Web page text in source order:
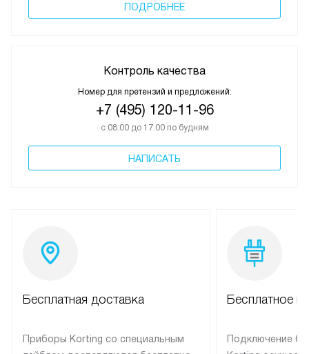
ПОДРОБНЕЕ
Контроль качества
Номер для претензий и предложений:
+7 (495) 120-11-96
с 08:00 до 17:00 по будням
НАПИСАТЬ
Бесплатная доставка
Приборы Korting со специальным
Бесплатное
Подключение